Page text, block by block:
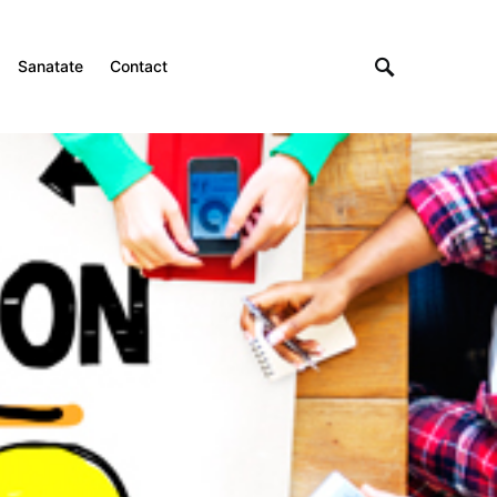
Sanatate Contact